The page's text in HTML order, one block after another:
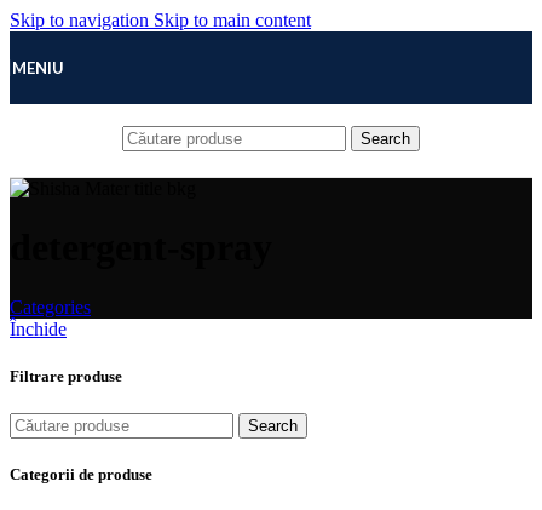
Skip to navigation Skip to main content
MENIU
Search
Categories
Închide
Filtrare produse
Search
Categorii de produse